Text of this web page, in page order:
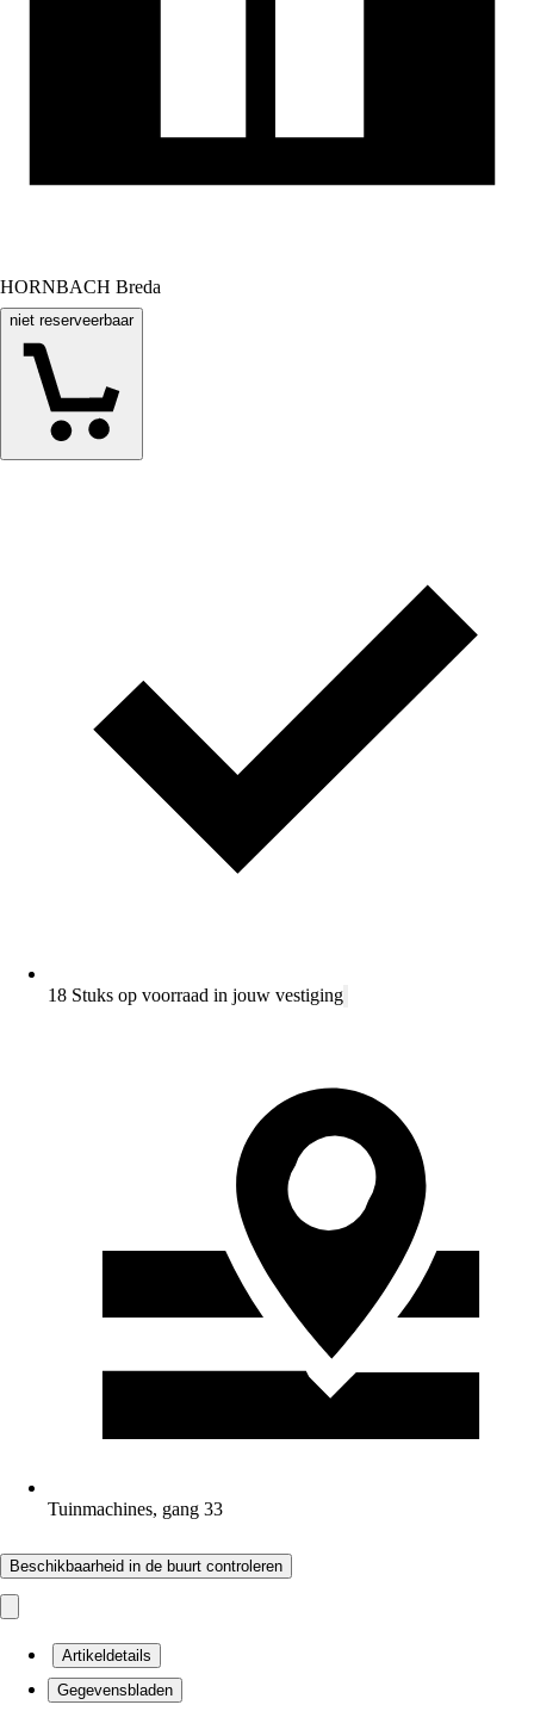
HORNBACH Breda
niet reserveerbaar
18 Stuks op voorraad in jouw vestiging
Tuinmachines, gang 33
Beschikbaarheid in de buurt controleren
Artikeldetails
Gegevensbladen